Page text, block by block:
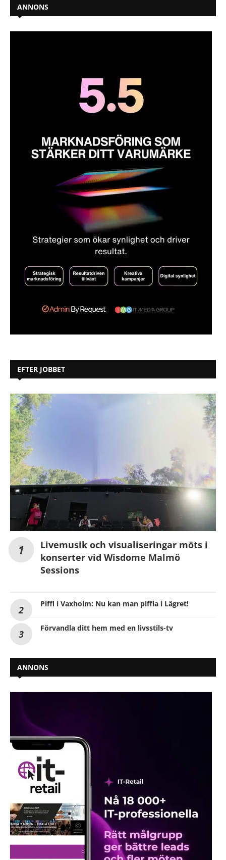
ANNONS
EFTER JOBBET
Livemusik och visualiseringar möts i
konserter vid Wisdome Malmö
Sessions
Piffl i Vaxholm: Nu kan man piffla i Lägret!
Förvandla ditt hem med en livsstils-tv
ANNONS